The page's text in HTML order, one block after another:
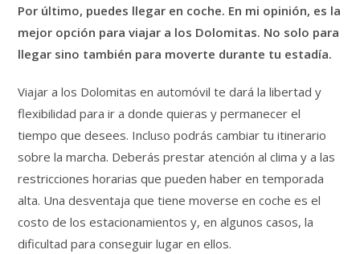
Por último, puedes llegar en coche. En mi opinión, es la
mejor opción para viajar a los Dolomitas. No solo para
llegar sino también para moverte durante tu estadía.
Viajar a los Dolomitas en automóvil te dará la libertad y
flexibilidad para ir a donde quieras y permanecer el
tiempo que desees. Incluso podrás cambiar tu itinerario
sobre la marcha. Deberás prestar atención al clima y a las
restricciones horarias que pueden haber en temporada
alta. Una desventaja que tiene moverse en coche es el
costo de los estacionamientos y, en algunos casos, la
dificultad para conseguir lugar en ellos.